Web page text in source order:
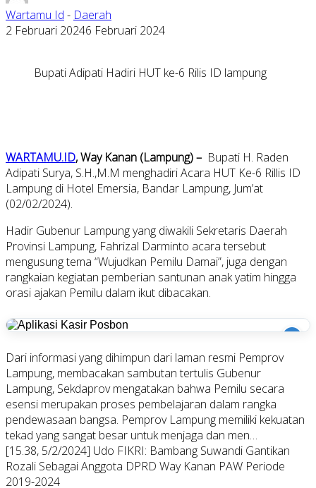
Wartamu Id - Daerah
2 Februari 20246 Februari 2024
Bupati Adipati Hadiri HUT ke-6 Rilis ID lampung
WARTAMU.ID, Way Kanan (Lampung) – Bupati H. Raden
Adipati Surya, S.H.,M.M menghadiri Acara HUT Ke-6 Rillis ID
Lampung di Hotel Emersia, Bandar Lampung, Jum’at
(02/02/2024).
Hadir Gubenur Lampung yang diwakili Sekretaris Daerah
Provinsi Lampung, Fahrizal Darminto acara tersebut
mengusung tema “Wujudkan Pemilu Damai”, juga dengan
rangkaian kegiatan pemberian santunan anak yatim hingga
orasi ajakan Pemilu dalam ikut dibacakan.
i
Dari informasi yang dihimpun dari laman resmi Pemprov
Lampung, membacakan sambutan tertulis Gubenur
Lampung, Sekdaprov mengatakan bahwa Pemilu secara
esensi merupakan proses pembelajaran dalam rangka
pendewasaan bangsa. Pemprov Lampung memiliki kekuatan
tekad yang sangat besar untuk menjaga dan men…
[15.38, 5/2/2024] Udo FIKRI: Bambang Suwandi Gantikan
Rozali Sebagai Anggota DPRD Way Kanan PAW Periode
2019-2024